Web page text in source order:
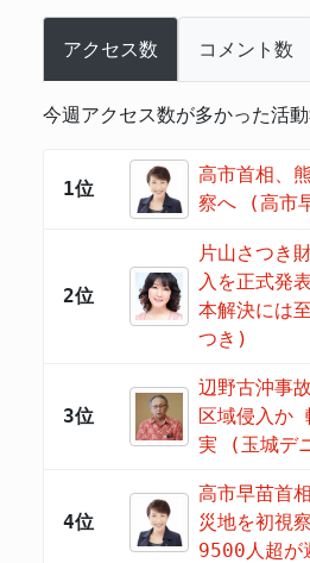
アクセス数 コメント数
今週アクセス数が多かった活
1位
高市首相、
察へ (高市
2位
片山さつき
入を正式発
本解決には
つき)
3位
辺野古沖事
区域侵入か
実 (玉城デ
4位
高市早苗首
災地を初視
9500人超